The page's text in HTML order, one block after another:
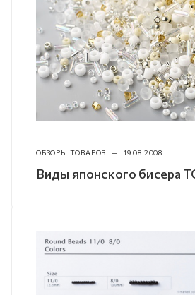
ОБЗОРЫ ТОВАРОВ — 19.08.2008
Виды японского бисера